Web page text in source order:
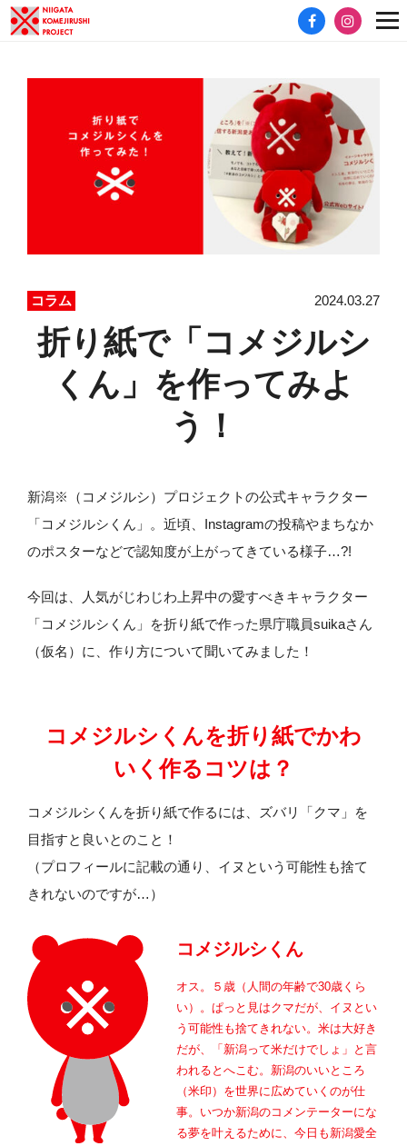
コラム 2024.03.27
折り紙で「コメジルシ
くん」を作ってみよ
う！
新潟※（コメジルシ）プロジェクトの公式キャラクター
「コメジルシくん」。近頃、Instagramの投稿やまちなか
のポスターなどで認知度が上がってきている様子…?!
今回は、人気がじわじわ上昇中の愛すべきキャラクター
「コメジルシくん」を折り紙で作った県庁職員suikaさん
（仮名）に、作り方について聞いてみました！
コメジルシくんを折り紙でかわ
いく作るコツは？
コメジルシくんを折り紙で作るには、ズバリ「クマ」を
目指すと良いとのこと！
（プロフィールに記載の通り、イヌという可能性も捨て
きれないのですが…）
コメジルシくん
オス。５歳（人間の年齢で30歳くら
い）。ぱっと見はクマだが、イヌとい
う可能性も捨てきれない。米は大好き
だが、「新潟って米だけでしょ」と言
われるとへこむ。新潟のいいところ
（米印）を世界に広めていくのが仕
事。いつか新潟のコメンテーターにな
る夢を叶えるために、今日も新潟愛全